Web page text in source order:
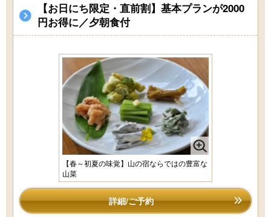
【お日にち限定・直前割】基本プランが2000
円お得に／夕朝食付
【春～初夏の味覚】山の宿ならではの豊富な
山菜
詳細/ご予約